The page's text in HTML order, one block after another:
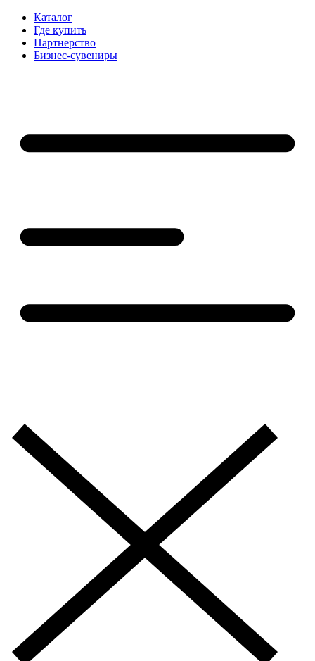
Каталог
Где купить
Партнерство
Бизнес-сувениры